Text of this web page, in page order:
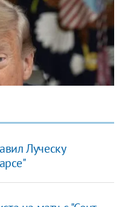
Луческу